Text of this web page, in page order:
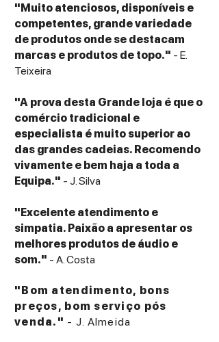
"Muito atenciosos, disponíveis e
competentes, grande variedade
de produtos onde se destacam
marcas e produtos de topo." - E.
Teixeira
"A prova desta Grande loja é que o
comércio tradicional e
especialista é muito superior ao
das grandes cadeias. Recomendo
vivamente e bem haja a toda a
Equipa." - J. Silva
"Excelente atendimento e
simpatia. Paixão a apresentar os
melhores produtos de áudio e
som." - A. Costa
"Bom atendimento, bons
preços, bom serviço pós
venda." - J. Almeida